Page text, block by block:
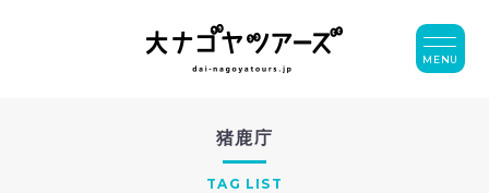
猪鹿庁
TAG LIST
MENU